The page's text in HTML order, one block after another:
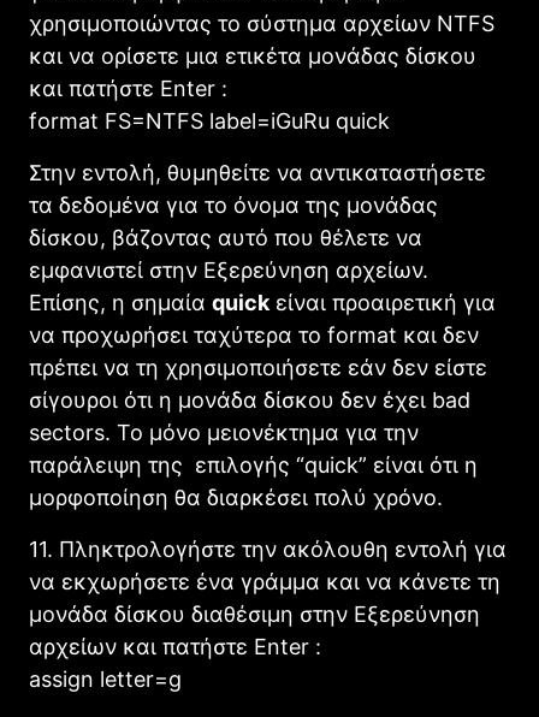
χρησιμοποιώντας το σύστημα αρχείων NTFS
και να ορίσετε μια ετικέτα μονάδας δίσκου
και πατήστε Enter :
format FS=NTFS label=iGuRu quick
Στην εντολή, θυμηθείτε να αντικαταστήσετε
τα δεδομένα για το όνομα της μονάδας
δίσκου, βάζοντας αυτό που θέλετε να
εμφανιστεί στην Εξερεύνηση αρχείων.
Επίσης, η σημαία quick είναι προαιρετική για
να προχωρήσει ταχύτερα το format και δεν
πρέπει να τη χρησιμοποιήσετε εάν δεν είστε
σίγουροι ότι η μονάδα δίσκου δεν έχει bad
sectors. Το μόνο μειονέκτημα για την
παράλειψη της επιλογής “quick” είναι ότι η
μορφοποίηση θα διαρκέσει πολύ χρόνο.
11. Πληκτρολογήστε την ακόλουθη εντολή για
να εκχωρήσετε ένα γράμμα και να κάνετε τη
μονάδα δίσκου διαθέσιμη στην Εξερεύνηση
αρχείων και πατήστε Enter :
assign letter=g